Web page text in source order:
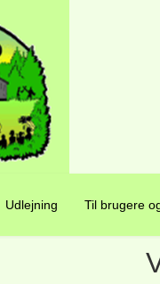
Udlejning Til brugere